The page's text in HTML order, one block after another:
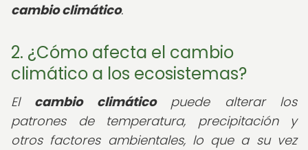
cambio climático.
2. ¿Cómo afecta el cambio
climático a los ecosistemas?
El cambio climáticopuede alterar los
patrones de temperatura, precipitación y
otros factores ambientales, lo que a su vez